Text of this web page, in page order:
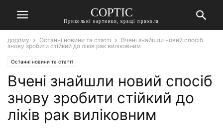
СОРТІС
Прикольні картинки, кращі приколи
додому Останні новини та статті
Вчені знайшли новий спосіб
знову зробити стійкий до ліків рак виліковним
Останні новини та статті
Вчені знайшли новий спосіб
знову зробити стійкий до
ліків рак виліковним